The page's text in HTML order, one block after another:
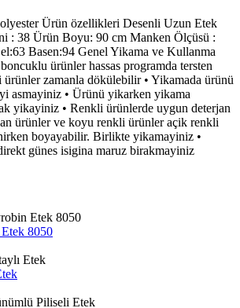
Ürün özellikleri Desenli Uzun Etek
: 38 Ürün Boyu: 90 cm Manken Ölçüsü :
Basen:94 Genel Yikama ve Kullanma
ürünler hassas programda tersten
zamanla dökülebilir • Yikamada ürünü
asmayiniz • Ürünü yikarken yikama
yikayiniz • Renkli ürünlerde uygun deterjan
ürünler ve koyu renkli ürünler açik renkli
boyayabilir. Birlikte yikamayiniz •
günes isigina maruz birakmayiniz
8050